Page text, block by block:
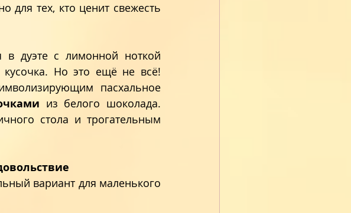
для тех, кто ценит свежесть
в дуэте с лимонной ноткой
кусочка. Но это ещё не всё!
пасхальное
из белого шоколада.
стола и трогательным
вариант для маленького